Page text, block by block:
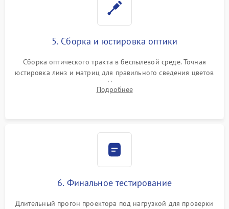
5. Сборка и юстировка оптики
Сборка оптического тракта в беспылевой среде. Точная
юстировка линз и матриц для правильного сведения цветов
и устранения размытия. Надежное подключение всех
шлейфов, установка датчиков и закрытие корпуса
Подробнее
6. Финальное тестирование
Длительный прогон проектора под нагрузкой для проверки